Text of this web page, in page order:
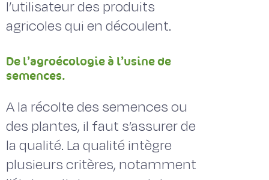
l’utilisateur des produits
agricoles qui en découlent.
De l’agroécologie à l’usine de
semences.
A la récolte des semences ou
des plantes, il faut s’assurer de
la qualité. La qualité intègre
plusieurs critères, notamment